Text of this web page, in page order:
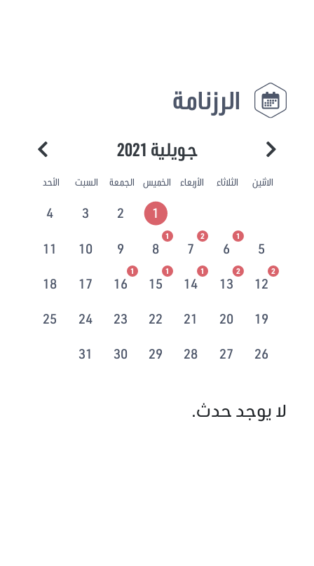
الرزنامة
جويلية 2021
الاثنين الثلاثاء الأربعاء الخميس الجمعة السبت الأحد
1
2
3
4
5
6
1
7
2
8
1
9
10
11
12
2
13
2
14
1
15
1
16
1
17
18
19
20
21
22
23
24
25
26
27
28
29
30
31
لا يوجد حدث.